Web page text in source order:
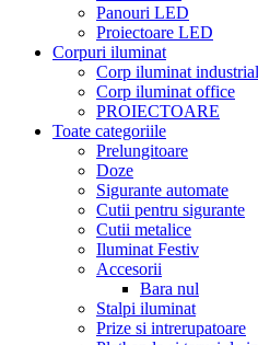
Panouri LED
Proiectoare LED
Corpuri iluminat
Corp iluminat industrial
Corp iluminat office
PROIECTOARE
Toate categoriile
Prelungitoare
Doze
Sigurante automate
Cutii pentru sigurante
Cutii metalice
Iluminat Festiv
Accesorii
Bara nul
Stalpi iluminat
Prize si intrerupatoare